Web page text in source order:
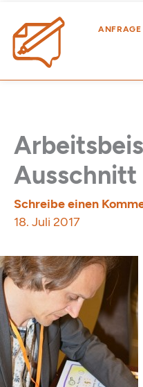
Inhalt
springen
Ausschnitt
Schreibe einen
18. Juli 2017